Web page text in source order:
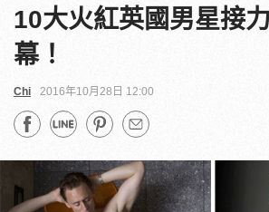
10大火紅英國男星接
幕！
Chi 2016年10月28日 12:00